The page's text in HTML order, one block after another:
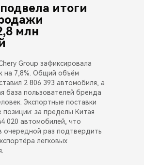
итоги
млн
Group зафиксировала
на 7,8%. Общий объём
2 806 393 автомобиля, а
база пользователей бренда
Экспортные поставки
за пределы Китая
020 автомобилей, что
очередной раз подтвердить
легковых